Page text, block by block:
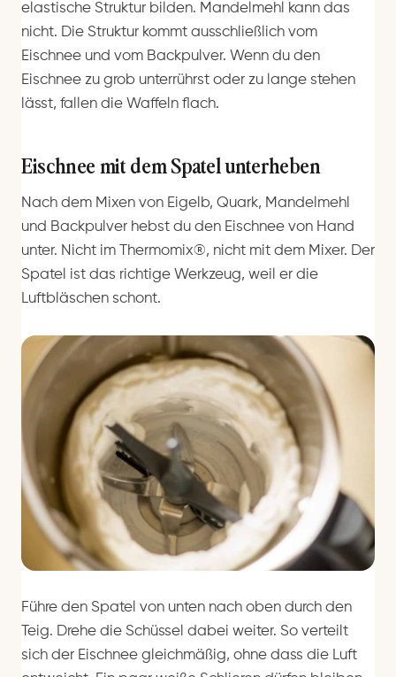
elastische Struktur bilden. Mandelmehl kann das
nicht. Die Struktur kommt ausschließlich vom
Eischnee und vom Backpulver. Wenn du den
Eischnee zu grob unterrührst oder zu lange stehen
lässt, fallen die Waffeln flach.
Eischnee mit dem Spatel unterheben
Nach dem Mixen von Eigelb, Quark, Mandelmehl
und Backpulver hebst du den Eischnee von Hand
unter. Nicht im Thermomix®, nicht mit dem Mixer. Der
Spatel ist das richtige Werkzeug, weil er die
Luftbläschen schont.
Führe den Spatel von unten nach oben durch den
Teig. Drehe die Schüssel dabei weiter. So verteilt
sich der Eischnee gleichmäßig, ohne dass die Luft